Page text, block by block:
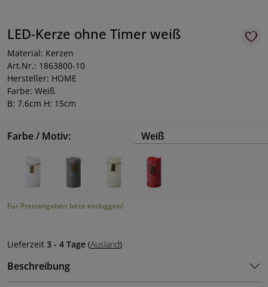
LED-Kerze ohne Timer weiß
Material: Kerzen
Art.Nr.: 1863800-10
Hersteller: HOME
Farbe: Weiß
B: 7.6cm H: 15cm
Farbe / Motiv: Weiß
Für Preisangaben bitte einloggen!
Lieferzeit 3 - 4 Tage (Ausland)
Beschreibung